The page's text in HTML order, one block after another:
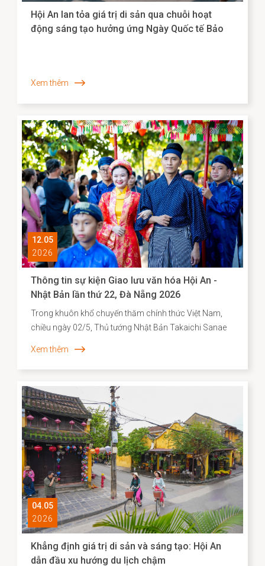
Hội An lan tỏa giá trị di sản qua chuỗi hoạt
động sáng tạo hưởng ứng Ngày Quốc tế Bảo
Xem thêm
12.05
2026
Thông tin sự kiện Giao lưu văn hóa Hội An -
Nhật Bản lần thứ 22, Đà Nẵng 2026
Trong khuôn khổ chuyến thăm chính thức Việt Nam,
chiều ngày 02/5, Thủ tướng Nhật Bản Takaichi Sanae
Sanae đã bày tỏ mong muốn được thăm Di sản văn
hóa thế giới Hội An, để bước đi trên những con đường
mà cộng đồng người Nhật ở đó từng đi qua. Nơi có di
tích Chùa Cầu vừa được hoàn thành trùng tu với sự hợp
tác của Nhật Bản - là minh chứng cho hơn 400 năm
lịch sử giao thương năng động giữa hai dân tộc trên
những vùng biển tự do.
Xem thêm
04.05
2026
Khẳng định giá trị di sản và sáng tạo: Hội An
dẫn đầu xu hướng du lịch chậm